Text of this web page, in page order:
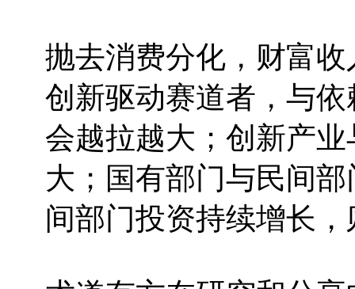
抛去消费分化，财富
创新驱动赛道者，与
会越拉越大；创新产
大；国有部门与民间
间部门投资持续增长